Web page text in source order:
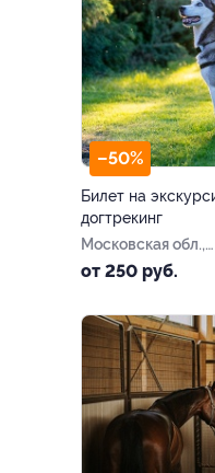
–50%
Билет на
догтрекинг
Московская обл.,
Ступинский р-н, ст.
от 250 руб.